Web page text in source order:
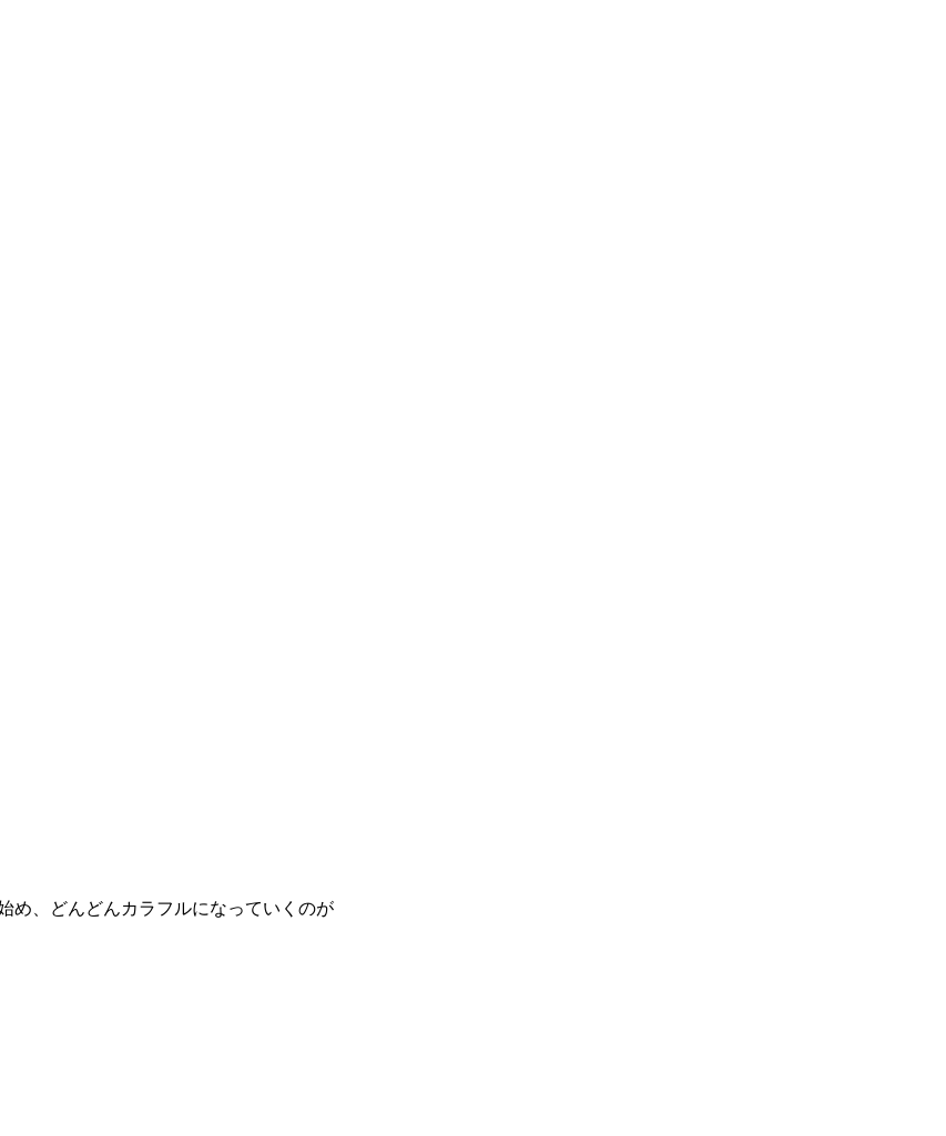
め、どんどんカラフルになっていくのが